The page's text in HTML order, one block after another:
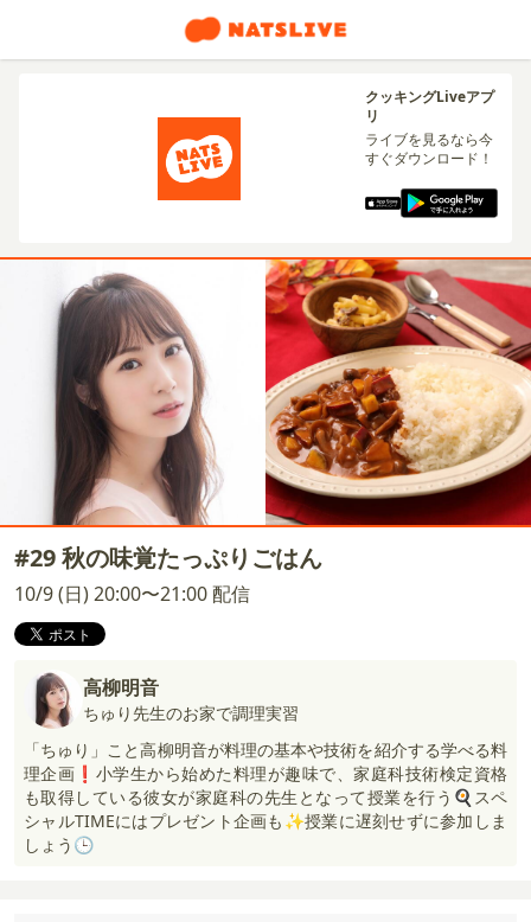
クッキングLiveアプ
リ
ライブを見るなら今
すぐダウンロード！
#29 秋の味覚たっぷりごはん
10/9 (日) 20:00〜21:00 配信
高柳明音
ちゅり先生のお家で調理実習
「ちゅり」こと高柳明音が料理の基本や技術を紹介する学べる料
理企画❗小学生から始めた料理が趣味で、家庭科技術検定資格
も取得している彼女が家庭科の先生となって授業を行う🍳スペ
シャルTIMEにはプレゼント企画も✨授業に遅刻せずに参加しま
しょう🕒